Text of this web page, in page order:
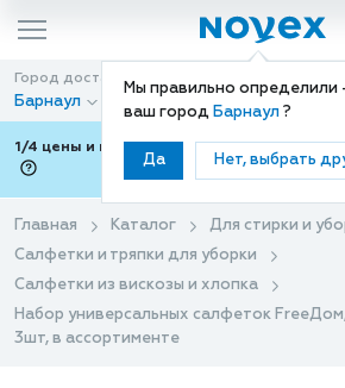
Мы правильно определили
ваш город Барнаул ?
Да Нет, выбрать
Город доставки
Барнаул
Способ
1/4 цены и покупки ваши с Подели
от
Главная Каталог
Для стирки и
Салфетки и тряпки для уборки
Салфетки из вискозы и хлопка
Набор универсальных салфеток
3шт, в ассортименте